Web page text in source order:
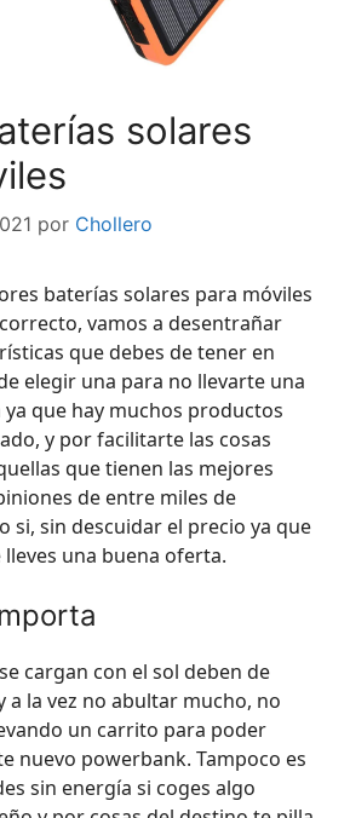
solares
por Chollero
baterías solares para móviles
vamos a desentrañar
que debes de tener en
elegir una para no llevarte una
que hay muchos productos
y por facilitarte las cosas
que tienen las mejores
de entre miles de
si, sin descuidar el precio ya que
una buena oferta.
cargan con el sol deben de
a la vez no abultar mucho, no
un carrito para poder
nuevo powerbank. Tampoco es
sin energía si coges algo